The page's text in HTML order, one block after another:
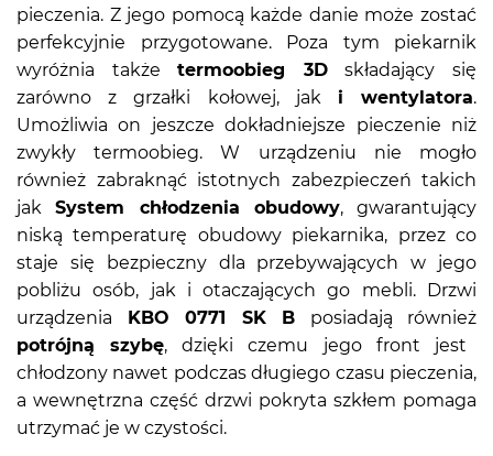
pieczenia. Z jego pomocą każde danie może zostać
perfekcyjnie przygotowane. Poza tym piekarnik
wyróżnia takżetermoobieg 3Dskładający się
zarówno z grzałki kołowej, jak i wentylatora.
Umożliwia on jeszcze dokładniejsze pieczenie niż
zwykły termoobieg. W urządzeniu nie mogło
również zabraknąć istotnych zabezpieczeń takich
jakSystem chłodzenia obudowy, gwarantujący
niską temperaturę obudowy piekarnika, przez co
staje się bezpieczny dla przebywających w jego
pobliżu osób, jak i otaczających go mebli. Drzwi
urządzenia KBO 0771 SK B posiadają również
potrójną szybę, dzięki czemu jego front jest
chłodzony nawet podczas długiego czasu pieczenia,
a wewnętrzna część drzwi pokryta szkłem pomaga
utrzymać je w czystości.